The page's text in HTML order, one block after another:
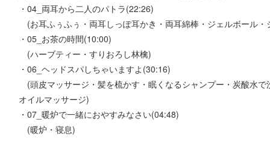
・04_両耳から二人のパトラ(22:26)
(お耳ふぅふぅ・両耳しっぽ耳かき・両耳綿棒・ジェルボール
・05_お茶の時間(10:00)
(ハーブティー・すりおろし林檎)
・06_ヘッドスパしちゃいますよ(30:16)
(頭皮マッサージ・髪を梳かす・眠くなるシャンプー・炭酸水
オイルマッサージ)
・07_暖炉で一緒におやすみなさい(04:48)
(暖炉・寝息)